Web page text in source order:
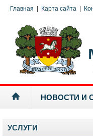
Главная Карта сайта
НОВОСТИ И
УСЛУГИ